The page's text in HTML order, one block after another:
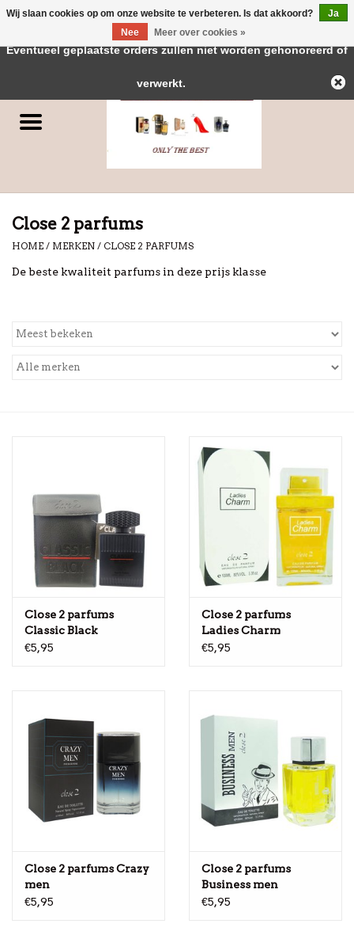
Parfums
Close 2 parfums
HOME / MERKEN / CLOSE 2 PARFUMS
De beste kwaliteit parfums in deze prijs klasse
Close 2 parfums
Classic Black
€5,95
Close 2 parfums
Ladies Charm
€5,95
Close 2 parfums Crazy
men
€5,95
Close 2 parfums
Business men
€5,95
Wij slaan cookies op om onze website te verbeteren. Is dat akkoord?
Ja
Nee
Meer over cookies »
← Keer terug naar de backofficeDeze winkel is in aanbouw.
Eventueel geplaatste orders zullen niet worden gehonoreerd of
verwerkt.